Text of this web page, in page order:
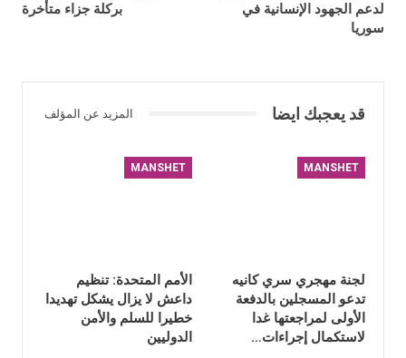
لدعم الجهود الإنسانية في
سوريا
بركلة جزاء متأخرة
قد يعجبك ايضا المزيد عن المؤلف
MANSHET
لجنة مهجري سري كانيه
تدعو المسجلين بالدفعة
الأولى لمراجعتها غدا
لاستكمال إجراءات…
MANSHET
الأمم المتحدة: تنظيم
داعش لا يزال يشكل تهديدا
خطيرا للسلم والأمن
الدوليين